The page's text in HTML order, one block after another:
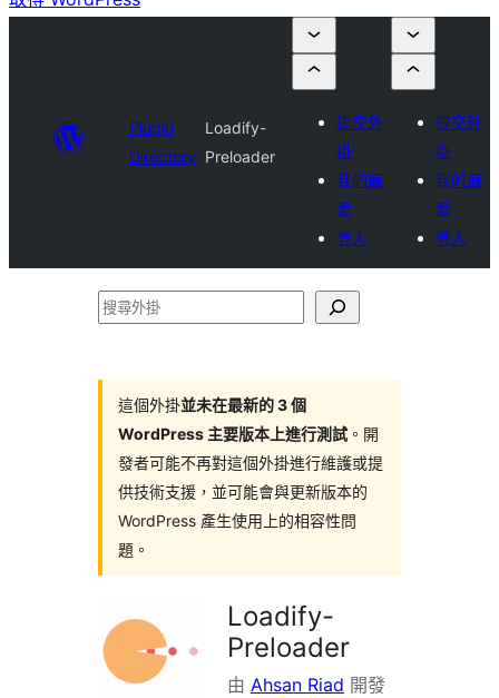
Plugin
Directory
Loadify-
Preloader
提交外
掛
我的最
愛
登入
提交外
掛
我的最
愛
登入
搜
這個外掛並未在最新的 3 個
WordPress 主要版本上進行測試 。開
發者可能不再對這個外掛進行維護或提
供技術支援，並可能會與更新版本的
WordPress 產生使用上的相容性問
題。
Loadify-
Preloader
由 Ahsan Riad 開發